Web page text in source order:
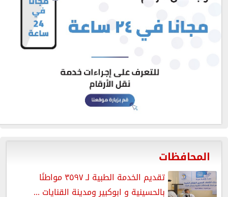
المحافظات
تقديم الخدمة الطبية لـ ٣٥٩٧ مواطنًا
بالحسينية و ابوكبير ومدينة القنايات ...